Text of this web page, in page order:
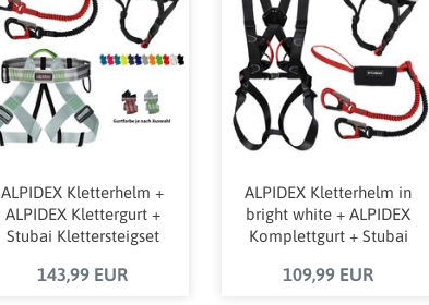
ALPIDEX Kletterhelm +
ALPIDEX Klettergurt +
Stubai Klettersteigset
143,99 EUR
ALPIDEX Kletterhelm in
bright white + ALPIDEX
Komplettgurt + Stubai
109,99 EUR